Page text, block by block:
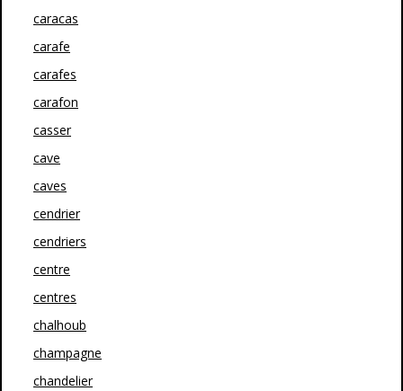
caracas
carafe
carafes
carafon
casser
cave
caves
cendrier
cendriers
centre
centres
chalhoub
champagne
chandelier